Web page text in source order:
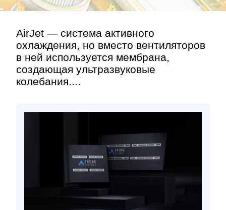
AirJet — система активного
охлаждения, но вместо вентиляторов
в ней используется мембрана,
создающая ультразвуковые
колебания....